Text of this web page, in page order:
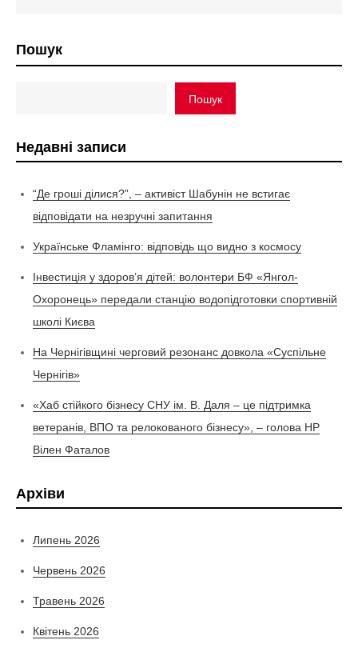
Пошук
Пошук
Недавні записи
“Де гроші ділися?”, – активіст Шабунін не встигає
відповідати на незручні запитання
Українське Фламінго: відповідь що видно з космосу
Інвестиція у здоров’я дітей: волонтери БФ «Янгол-
Охоронець» передали станцію водопідготовки спортивній
школі Києва
На Чернігівщині черговий резонанс довкола «Суспільне
Чернігів»
«Хаб стійкого бізнесу СНУ ім. В. Даля – це підтримка
ветеранів, ВПО та релокованого бізнесу», – голова НР
Вілен Фаталов
Архіви
Липень 2026
Червень 2026
Травень 2026
Квітень 2026